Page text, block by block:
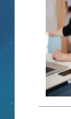
Επικοινωνία